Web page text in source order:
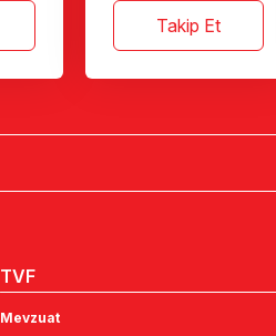
Takip Et
TVF
Mevzuat